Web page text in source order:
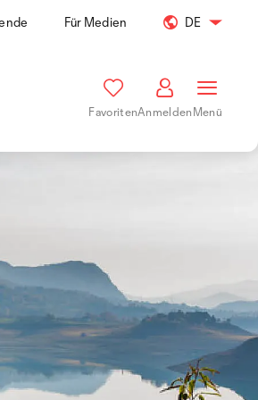
Für Medien DE
FavoritenAnmeldenMenü